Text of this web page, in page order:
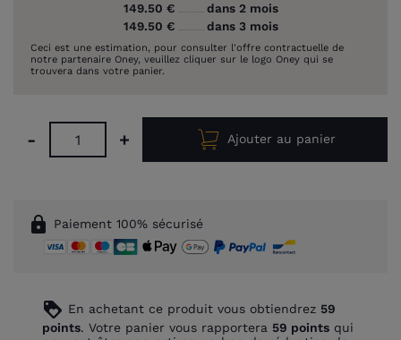
149.50 €
dans 2 mois
149.50 €
dans 3 mois
Ceci est une estimation, pour consulter l'offre contractuelle de
notre partenaire Oney, veuillez cliquer sur le logo Oney qui se
trouvera dans votre panier.
- + Ajouter au panier
lock Paiement 100% sécurisé
loyalty En achetant ce produit vous obtiendrez 59
points. Votre panier vous rapportera 59 points qui